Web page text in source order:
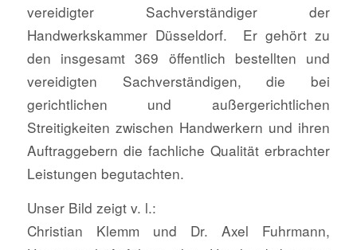
vereidigter Sachverständiger der
Handwerkskammer Düsseldorf. Er gehört zu
den insgesamt 369 öffentlich bestellten und
vereidigten Sachverständigen, die bei
gerichtlichen und außergerichtlichen
Streitigkeiten zwischen Handwerkern und ihren
Auftraggebern die fachliche Qualität erbrachter
Leistungen begutachten.
Unser Bild zeigt v. l.:
Christian Klemm und Dr. Axel Fuhrmann,